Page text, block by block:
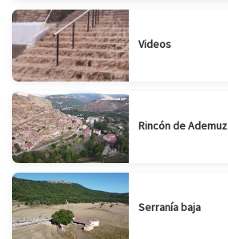
Videos
Rincón de Ademuz
Serranía baja